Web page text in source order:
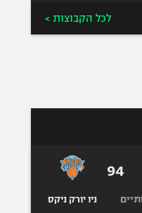
לכל הקבוצות >
94
ניו יורק ניקס